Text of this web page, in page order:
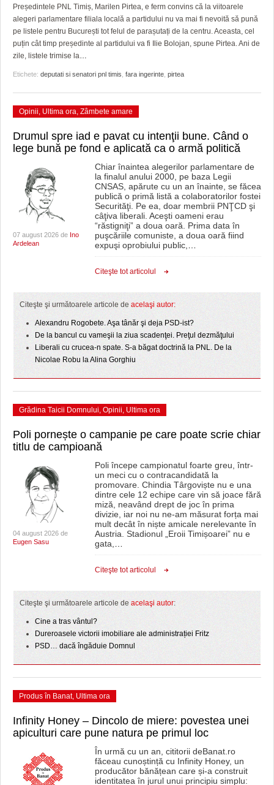
GRĂDINA TAICII DOMNULUI
ZIARISTU’ DE TERASĂ
CU OIŞTEA-N KIERKEGAARD
FINANŢĂRI DE LA A LA Z
CRONICĂ DE FILM
UNDE MERGEM
FILME DOCUMENTARE
CLIPURI VIDEO
ACCIDENTE
ANUNŢURI
INFO SI UTILE
CULTURA
FILME DOCUMENTARE
CLIPURI VIDEO
JOCURI ONLINE
HARTA TIMIŞOAREI
LICEE, ŞCOLI ŞI GRĂDINIŢE DIN TIMIŞ
PRIMĂRIILE DIN TIMIŞ
SFATUL MEDICULUI
SFATURI JURIDICE
Președintele PNL Timiș, Marilen Pirtea, e ferm convins că la viitoarele
alegeri parlamentare filiala locală a partidului nu va mai fi nevoită să pună
pe listele pentru București tot felul de parașutați de la centru. Aceasta, cel
puțin cât timp președinte al partidului va fi Ilie Bolojan, spune Pirtea. Ani de
zile, listele trimise la…
Etichete: deputati si senatori pnl timis fara ingerinte pirtea
Opinii, Ultima ora, Zâmbete amare
Drumul spre iad e pavat cu intenţii bune. Când o
lege bună pe fond e aplicată ca o armă politică
07 august 2026 de Ino
Ardelean
Chiar înaintea alegerilor parlamentare de
la finalul anului 2000, pe baza Legii
CNSAS, apărute cu un an înainte, se făcea
publică o primă listă a colaboratorilor fostei
Securităţi. Pe ea, doar membrii PNŢCD şi
câţiva liberali. Aceşti oameni erau
“răstigniţi” a doua oară. Prima data în
puşcăriile comuniste, a doua oară fiind
expuşi oprobiului public,…
Citeşte tot articolul
Citeşte şi următoarele articole de acelaşi autor:
Alexandru Rogobete. Aşa tânăr şi deja PSD-ist?
De la bancul cu vameşii la ziua scadenţei. Preţul dezmăţului
Liberali cu crucea-n spate. S-a băgat doctrină la PNL. De la
Nicolae Robu la Alina Gorghiu
Grădina Taicii Domnului, Opinii, Ultima ora
Poli pornește o campanie pe care poate scrie chiar
titlu de campioană
04 august 2026 de
Eugen Sasu
Poli începe campionatul foarte greu, într-
un meci cu o contracandidată la
promovare. Chindia Târgoviște nu e una
dintre cele 12 echipe care vin să joace fără
miză, neavând drept de joc în prima
divizie, iar noi nu ne-am măsurat forța mai
mult decât în niște amicale nerelevante în
Austria. Stadionul „Eroii Timișoarei” nu e
gata,…
Citeşte tot articolul
Citeşte şi următoarele articole de acelaşi autor:
Cine a tras vântul?
Dureroasele victorii imobiliare ale administrației Fritz
PSD… dacă îngăduie Domnul
Produs în Banat, Ultima ora
Infinity Honey – Dincolo de miere: povestea unei
apiculturi care pune natura pe primul loc
În urmă cu un an, cititorii deBanat.ro
făceau cunoștință cu Infinity Honey, un
producător bănățean care și-a construit
identitatea în jurul unui principiu simplu: